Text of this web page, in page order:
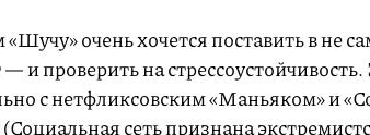
очень хочется поставить в не
и проверить на
с нетфликсовским «Маньяком» и
(Социальная сеть признана